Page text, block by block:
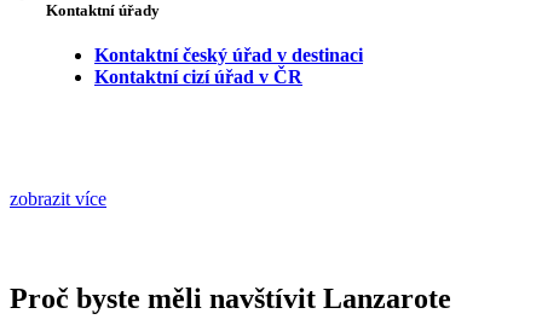
Kontaktní úřady
Kontaktní český úřad v destinaci
Kontaktní cizí úřad v ČR
zobrazit více
Proč byste měli navštívit Lanzarote